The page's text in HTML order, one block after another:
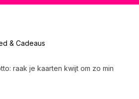
& Cadeaus
raak je kaarten kwijt om zo min